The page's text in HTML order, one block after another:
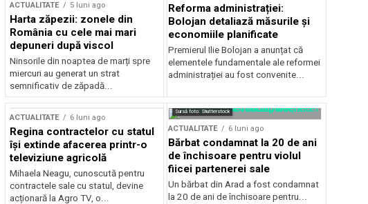
ACTUALITATE 5 luni ago
Harta zăpezii: zonele din
România cu cele mai mari
depuneri după viscol
Ninsorile din noaptea de marți spre
miercuri au generat un strat
semnificativ de zăpadă...
Reforma administrației:
Bolojan detaliază măsurile și
economiile planificate
Premierul Ilie Bolojan a anunțat că
elementele fundamentale ale reformei
administrației au fost convenite...
ACTUALITATE 6 luni ago
Regina contractelor cu statul
își extinde afacerea printr-o
televiziune agricolă
Mihaela Neagu, cunoscută pentru
contractele sale cu statul, devine
acționară la Agro TV, o...
Sursă foto: Shutterstock
ACTUALITATE 6 luni ago
Bărbat condamnat la 20 de ani
de închisoare pentru violul
fiicei partenerei sale
Un bărbat din Arad a fost condamnat
la 20 de ani de închisoare pentru...